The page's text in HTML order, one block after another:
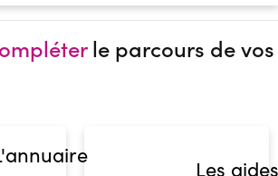
le parcours de vos
Les aides